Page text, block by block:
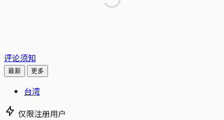
评论须知
最新 更多
台湾
仅限注册用户